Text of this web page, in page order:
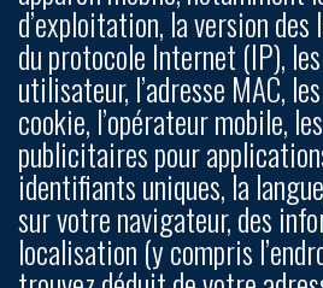
d’exploitation, la version des
du protocole Internet (IP),
utilisateur, l’adresse MAC,
cookie, l’opérateur mobile,
publicitaires pour
identifiants uniques, la
sur votre navigateur, des
localisation (y compris